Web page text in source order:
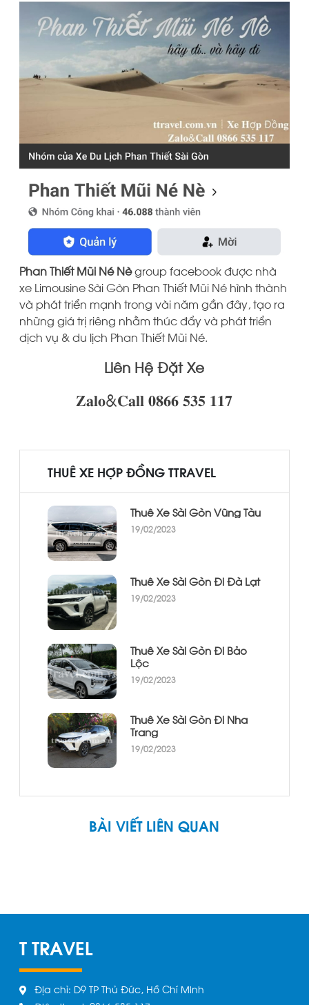
Phan Thiết Mũi Né Nègroup facebook được nhà
xe Limousine Sài Gòn Phan Thiết Mũi Né hình thành
và phát triển mạnh trong vài năm gần đây, tạo ra
những giá trị riêng nhằm thúc đẩy và phát triển
dịch vụ & du lịch Phan Thiết Mũi Né.
Liên Hệ Đặt Xe
𝐙𝐚𝐥𝐨&𝐂𝐚𝐥𝐥 𝟎𝟖𝟔𝟔 𝟓𝟑𝟓 𝟏𝟏𝟕
THUÊ XE HỢP ĐỒNG TTRAVEL
Thuê Xe Sài Gòn Vũng Tàu
19/02/2023
Thuê Xe Sài Gòn Đi Đà Lạt
19/02/2023
Thuê Xe Sài Gòn Đi Bảo
Lộc
19/02/2023
Thuê Xe Sài Gòn Đi Nha
Trang
19/02/2023
BÀI VIẾT LIÊN QUAN
T TRAVEL
Địa chỉ: D9 TP Thủ Đức, Hồ Chí Minh